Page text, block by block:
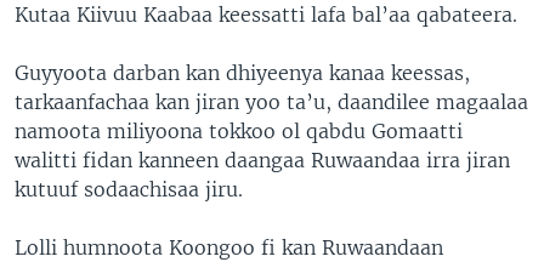
Kutaa Kiivuu Kaabaa keessatti lafa bal’aa qabateera.
Guyyoota darban kan dhiyeenya kanaa keessas,
tarkaanfachaa kan jiran yoo ta’u, daandilee magaalaa
namoota miliyoona tokkoo ol qabdu Gomaatti
walitti fidan kanneen daangaa Ruwaandaa irra jiran
kutuuf sodaachisaa jiru.
Lolli humnoota Koongoo fi kan Ruwaandaan